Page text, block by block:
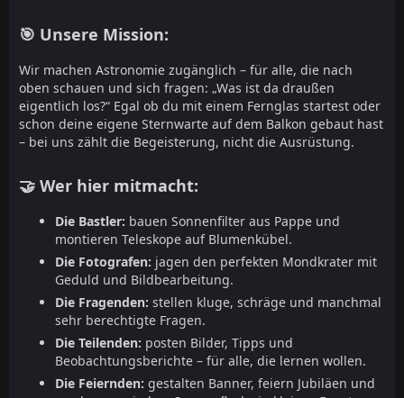
🎯 Unsere Mission:
Wir machen Astronomie zugänglich – für alle, die nach
oben schauen und sich fragen: „Was ist da draußen
eigentlich los?“ Egal ob du mit einem Fernglas startest oder
schon deine eigene Sternwarte auf dem Balkon gebaut hast
– bei uns zählt die Begeisterung, nicht die Ausrüstung.
🤝 Wer hier mitmacht:
Die Bastler: bauen Sonnenfilter aus Pappe und
montieren Teleskope auf Blumenkübel.
Die Fotografen: jagen den perfekten Mondkrater mit
Geduld und Bildbearbeitung.
Die Fragenden: stellen kluge, schräge und manchmal
sehr berechtigte Fragen.
Die Teilenden: posten Bilder, Tipps und
Beobachtungsberichte – für alle, die lernen wollen.
Die Feiernden: gestalten Banner, feiern Jubiläen und